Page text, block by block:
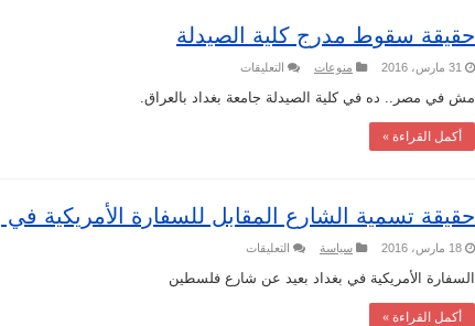
حقيقة سقوط مدرج كلية الصيدلة
31 مارس، 2016 منوعات التعليقات
سقوط
مدرج
مش في مصر.. ده في كلية الصيدلة جامعة بغداد بالعراق.
أكمل القراءة »
حقيقة تسمية الشارع المقابل للسفارة الأمريكية في
18 مارس، 2016 سياسة التعليقات
تسمية
الشارع
السفارة الأمريكية في بغداد بعيد عن شارع فلسطين
أكمل القراءة »